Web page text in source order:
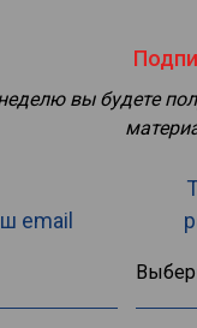
вчера в Сочи
по
губернатора
вы будете
email